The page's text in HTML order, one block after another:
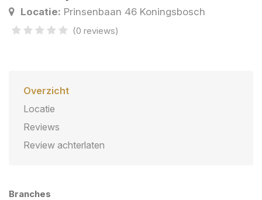
Locatie: Prinsenbaan 46 Koningsbosch
(0 reviews)
Overzicht
Locatie
Reviews
Review achterlaten
Branches